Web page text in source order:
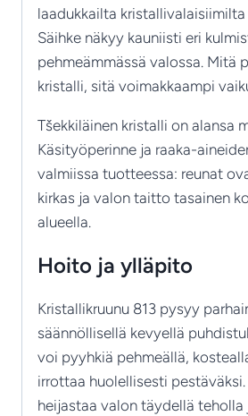
laadukkailta
Säihke näkyy kauniisti eri
pehmeämmässä valossa. Mitä
kristalli, sitä voimakkaampi
Tšekkiläinen kristalli on alansa
Käsityöperinne ja raaka-
valmiissa tuotteessa: reunat
kirkas ja valon taitto tasainen
alueella.
Hoito ja ylläpito
Kristallikruunu 813 pysyy
säännöllisellä kevyellä
voi pyyhkiä pehmeällä,
irrottaa huolellisesti
heijastaa valon täydellä